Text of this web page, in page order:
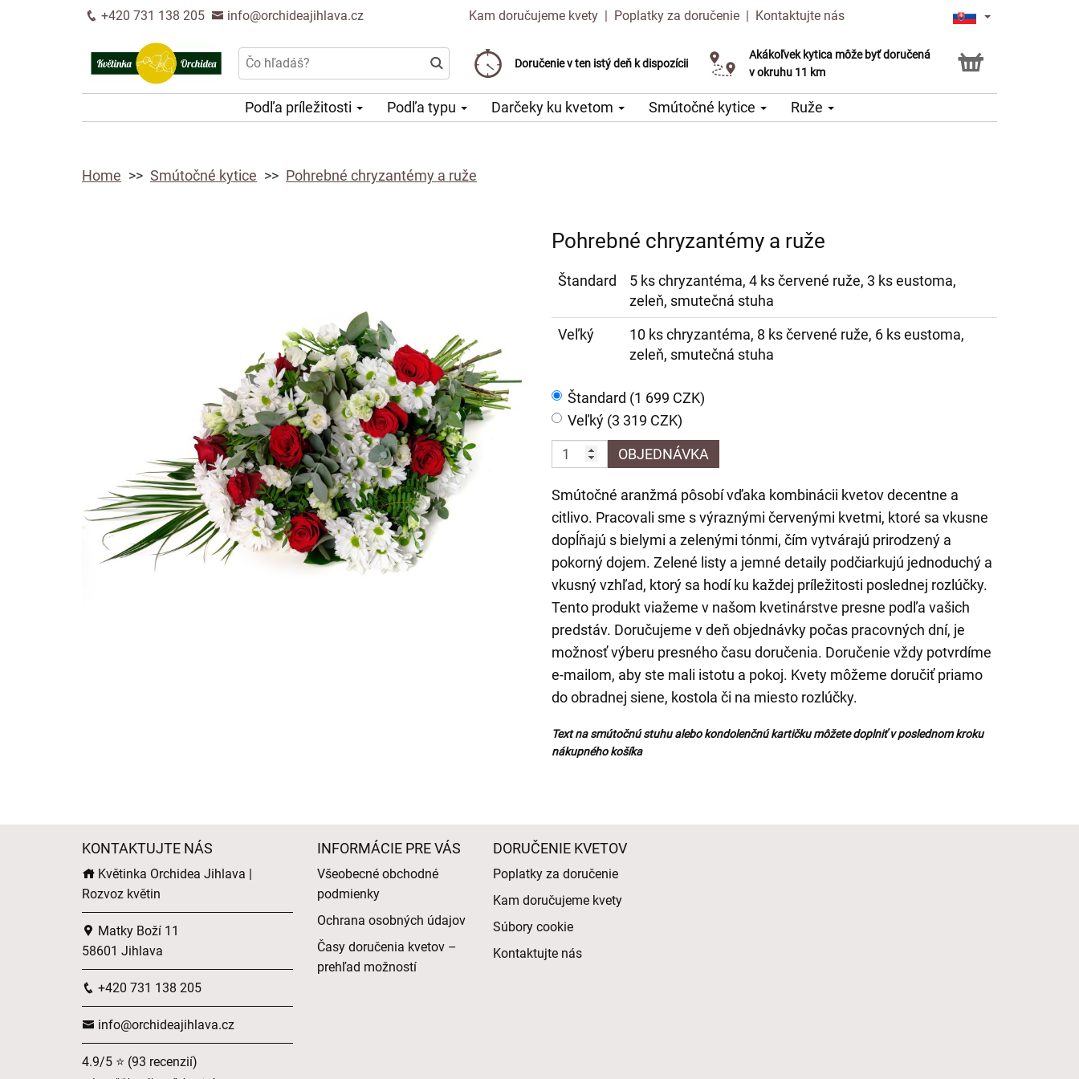
+420 731 138 205 info@orchideajihlava.cz Kam doručujeme kvety | Poplatky za doručenie | Kontaktujte nás
Doručenie v ten istý deň k dispozícii
Poplatok za doručenie od 99 CZK
Vyberte si dátum doručenia
Akákoľvek kytica môže byť doručená
v okruhu 11 km
Služba Click & Collect
Podľa príležitosti Podľa typu Darčeky ku kvetom Smútočné kytice Ruže
Home Smútočné kytice Pohrebné chryzantémy a ruže
Pohrebné chryzantémy a ruže
Štandard
5 ks chryzantéma, 4 ks červené ruže, 3 ks eustoma,
zeleň, smutečná stuha
Veľký
10 ks chryzantéma, 8 ks červené ruže, 6 ks eustoma,
zeleň, smutečná stuha
Štandard (1 699 CZK)
Veľký (3 319 CZK)
OBJEDNÁVKA
Smútočné aranžmá pôsobí vďaka kombinácii kvetov decentne a
citlivo. Pracovali sme s výraznými červenými kvetmi, ktoré sa vkusne
dopĺňajú s bielymi a zelenými tónmi, čím vytvárajú prirodzený a
pokorný dojem. Zelené listy a jemné detaily podčiarkujú jednoduchý a
vkusný vzhľad, ktorý sa hodí ku každej príležitosti poslednej rozlúčky.
Tento produkt viažeme v našom kvetinárstve presne podľa vašich
predstáv. Doručujeme v deň objednávky počas pracovných dní, je
možnosť výberu presného času doručenia. Doručenie vždy potvrdíme
e-mailom, aby ste mali istotu a pokoj. Kvety môžeme doručiť priamo
do obradnej siene, kostola či na miesto rozlúčky.
Text na smútočnú stuhu alebo kondolenčnú kartičku môžete doplniť v poslednom kroku
nákupného košíka
KONTAKTUJTE NÁS
Květinka Orchidea Jihlava |
Rozvoz květin
Matky Boží 11
58601 Jihlava
+420 731 138 205
info@orchideajihlava.cz
4.9/5 ⭐ (93 recenzií)
INFORMÁCIE PRE VÁS
Všeobecné obchodné
podmienky
Ochrana osobných údajov
Časy doručenia kvetov –
prehľad možností
DORUČENIE KVETOV
Poplatky za doručenie
Kam doručujeme kvety
Súbory cookie
Kontaktujte nás